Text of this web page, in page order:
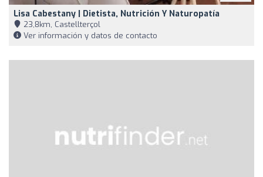
Lisa Cabestany | Dietista, Nutrición Y Naturopatía
23,8km, Castellterçol
Ver información y datos de contacto